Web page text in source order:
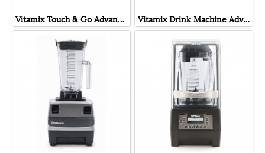
Vitamix Touch & Go Advance เครื่องปั่นสมูทตี้ เก็บเสียง โถ 0.9 ลิตร Vitamix Drink Machine Advance + โถ 1.4L (New Model)